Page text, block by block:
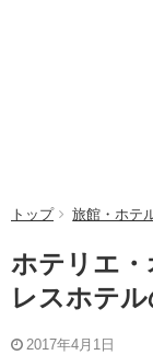
トップ 旅館・ホテ
ホテリエ
レスホテ
2017年4月1日